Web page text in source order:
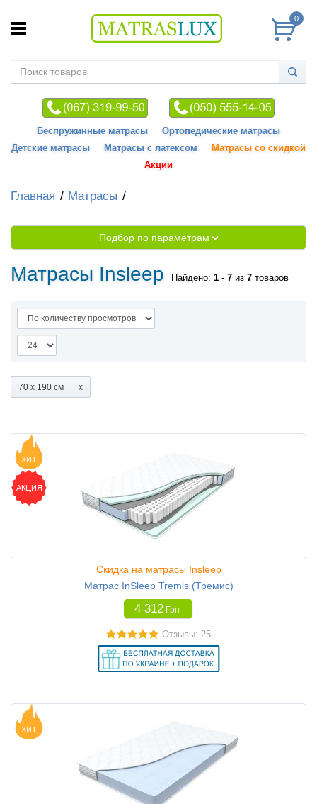
0
Беспружинные матрасы
Ортопедические матрасы
Детские матрасы
Матрасы с латексом
Матрасы со скидкой
Акции
Главная Матрасы
Подбор по параметрам
Матрасы Insleep Найдено: 1 - 7 из 7 товаров
70 x 190 см
ХИТ
АКЦИЯ
Скидка на матрасы Insleep
Матрас InSleep Tremis (Тремис)
4 312 Грн
Отзывы: 25
ХИТ